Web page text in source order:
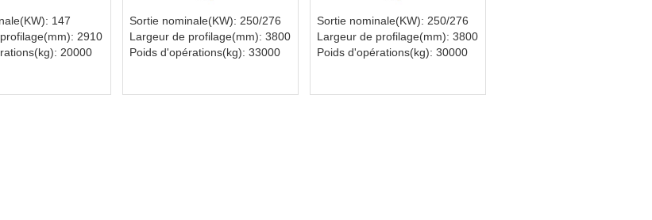
147
2910
20000
Sortie nominale(KW): 250/276
Largeur de profilage(mm): 3800
Poids d'opérations(kg): 33000
Sortie nominale(KW): 250/276
Largeur de profilage(mm): 3800
Poids d'opérations(kg): 30000